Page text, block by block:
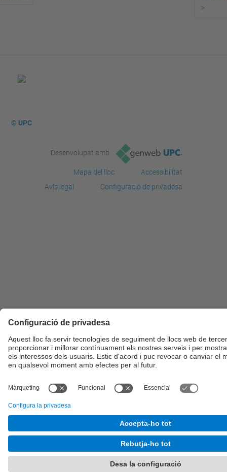
>
© UPC
Desenvolupat amb
Mapa del lloc
Accessibilitat
Avís legal
Configuració de privadesa